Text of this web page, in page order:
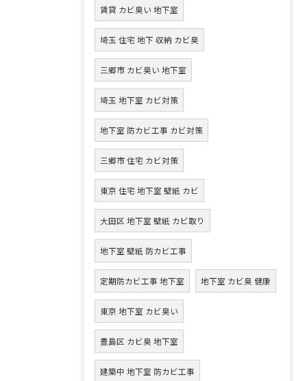
賃貸 カビ臭い 地下室
埼玉 住宅 地下 収納 カビ臭
三郷市 カビ臭い 地下室
埼玉 地下室 カビ対策
地下室 防カビ工事 カビ対策
三郷市 住宅 カビ対策
東京 住宅 地下室 壁紙 カビ
大田区 地下室 壁紙 カビ取り
地下室 壁紙 防カビ工事
定期防カビ工事 地下室 地下室 カビ臭 健康
東京 地下室 カビ臭い
豊島区 カビ臭 地下室
建築中 地下室 防カビ工事